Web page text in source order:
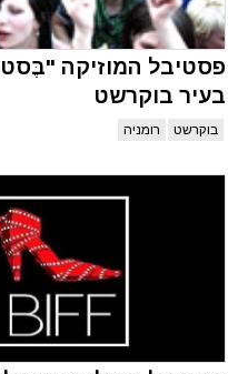
פסטיבל המוזיקה
בעיר בוקרשט
בוקרשט רומניה